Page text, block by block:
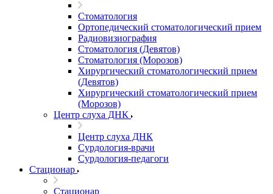
Стоматология
Ортопедический стоматологический прием
Радиовизиография
Стоматология (Девятов)
Стоматология (Морозов)
Хирургический стоматологический прием
(Девятов)
Хирургический стоматологический прием
(Морозов)
Центр слуха ДНК
Центр слуха ДНК
Сурдология-врачи
Сурдология-педагоги
Стационар
Стационар